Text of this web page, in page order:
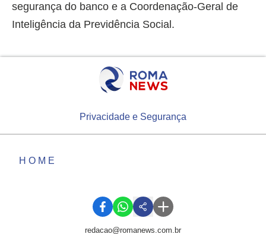
segurança do banco e a Coordenação-Geral de
Inteligência da Previdência Social.
Privacidade e Segurança
HOME
redacao@romanews.com.br